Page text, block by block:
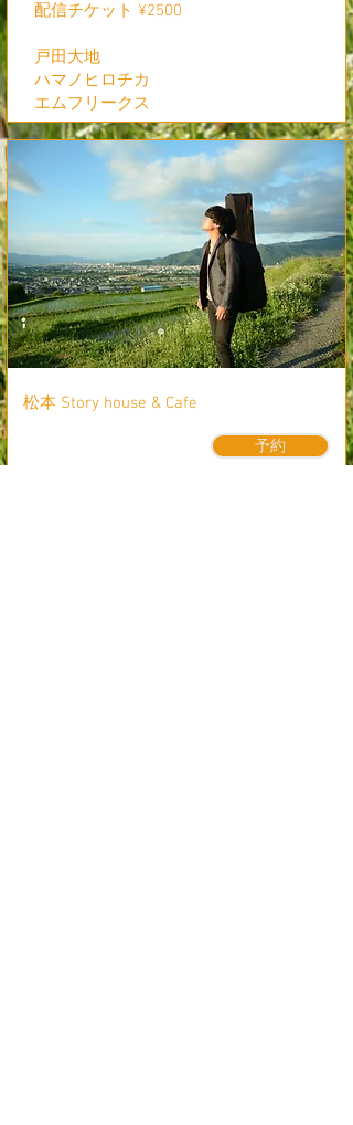
​配信チケット ¥2500
戸田大地
ハマノヒロチカ
​エムフリークス
​松本 Story house & Cafe
予約